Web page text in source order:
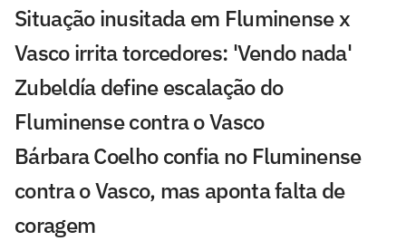
Situação inusitada em Fluminense x
Vasco irrita torcedores: 'Vendo nada'
Zubeldía define escalação do
Fluminense contra o Vasco
Bárbara Coelho confia no Fluminense
contra o Vasco, mas aponta falta de
coragem